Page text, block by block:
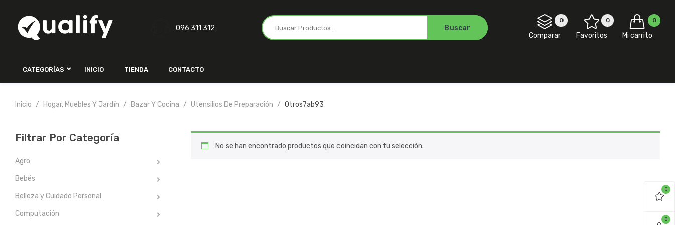
096 311 312
0
Comparar
0
Favoritos
0
Mi carrito
CATEGORÍAS INICIO TIENDA CONTACTO
Inicio Hogar, Muebles Y Jardín Bazar Y Cocina Utensilios De Preparación Otros7ab93
No se han encontrado productos que coincidan con tu selección.
Filtrar Por Categoría
Agro
Bebés
Belleza y Cuidado Personal
Computación
0
0